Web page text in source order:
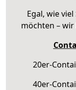
Egal, wie
möchten –
20er-
40er-